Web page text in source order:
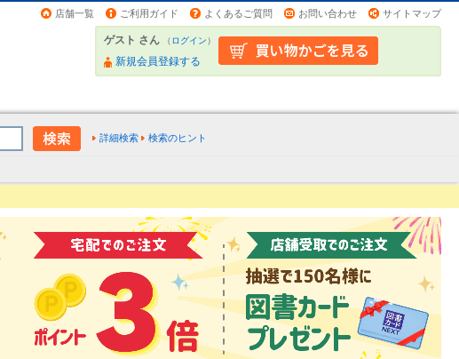
店舗一覧 ご利用ガイド よくあるご質問 お問い合わせ サイトマップ
ゲスト さん （ログイン）
新規会員登録する
詳細検索 検索のヒント